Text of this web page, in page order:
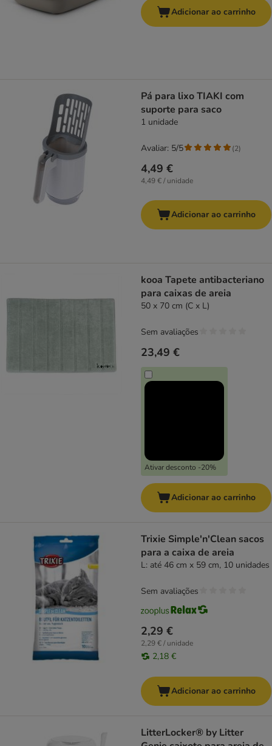
Adicionar ao carrinho
Pá para lixo TIAKI com
suporte para saco
1 unidade
4,49 €
4,49 € / unidade
Avaliar: 5/5 (2)
Adicionar ao carrinho
kooa Tapete antibacteriano
para caixas de areia
50 x 70 cm (C x L)
23,49 €
Ativar desconto -20%
Sem avaliações
Adicionar ao carrinho
Trixie Simple'n'Clean sacos
para a caixa de areia
L: até 46 cm x 59 cm, 10 unidades
2,29 €
2,29 € / unidade
2,18 €
Sem avaliações
Adicionar ao carrinho
LitterLocker® by Litter